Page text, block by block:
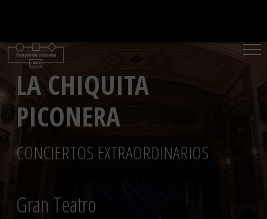
contenido
LA CHIQUITA
PICONERA
CONCIERTOS EXTRAORDINARIOS
Gran Teatro